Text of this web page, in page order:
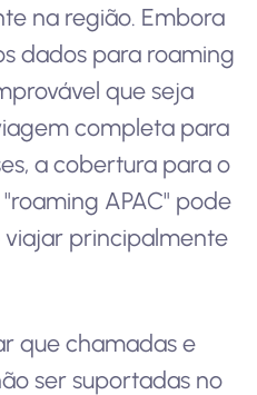
na região. Embora
dados para roaming
que seja
completa para
a cobertura para o
APAC" pode
viajar principalmente
que chamadas e
ser suportadas no